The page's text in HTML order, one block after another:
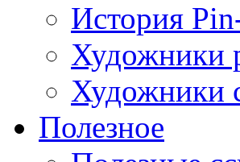
История
Художники
Художники
Полезное